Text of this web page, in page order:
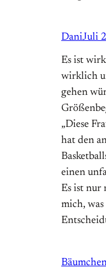
DaniJuli
Es ist
wirklich
gehen
„Diese
hat den
einen
Es ist nur
mich,